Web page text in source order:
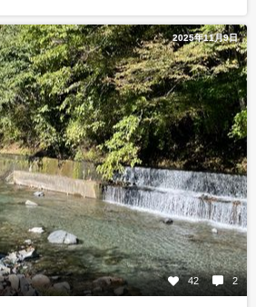
2025年11月9日
42 2